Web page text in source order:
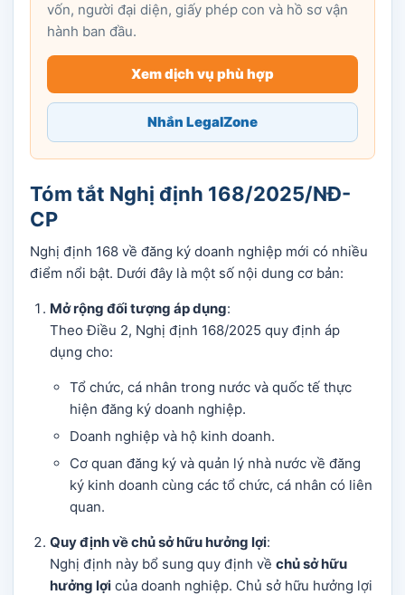
vốn, người đại diện, giấy phép con và hồ sơ vận
hành ban đầu.
Xem dịch vụ phù hợp
Nhắn LegalZone
Tóm tắt Nghị định 168/2025/NĐ-
CP
Nghị định 168 về đăng ký doanh nghiệp mới có nhiều
điểm nổi bật. Dưới đây là một số nội dung cơ bản:
Mở rộng đối tượng áp dụng:
Theo Điều 2, Nghị định 168/2025 quy định áp
dụng cho:
Tổ chức, cá nhân trong nước và quốc tế thực
hiện đăng ký doanh nghiệp.
Doanh nghiệp và hộ kinh doanh.
Cơ quan đăng ký và quản lý nhà nước về đăng
ký kinh doanh cùng các tổ chức, cá nhân có liên
quan.
Quy định về chủ sở hữu hưởng lợi:
Nghị định này bổ sung quy định về chủ sở hữu
hưởng lợi của doanh nghiệp. Chủ sở hữu hưởng lợi